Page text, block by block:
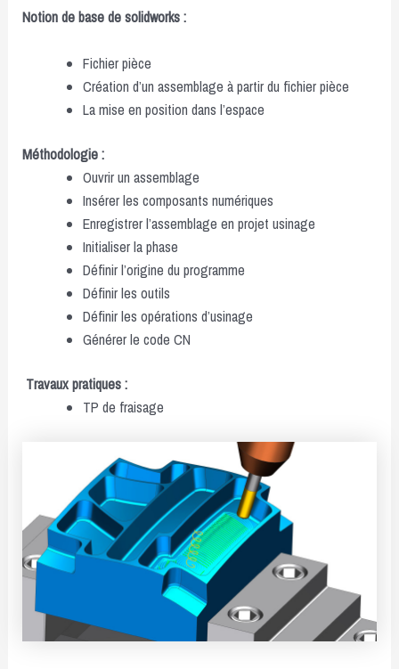
Notion de base de solidworks :
Fichier pièce
Création d’un assemblage à partir du fichier pièce
La mise en position dans l’espace
Méthodologie :
Ouvrir un assemblage
Insérer les composants numériques
Enregistrer l’assemblage en projet usinage
Initialiser la phase
Définir l’origine du programme
Définir les outils
Définir les opérations d’usinage
Générer le code CN
Travaux pratiques :
TP de fraisage